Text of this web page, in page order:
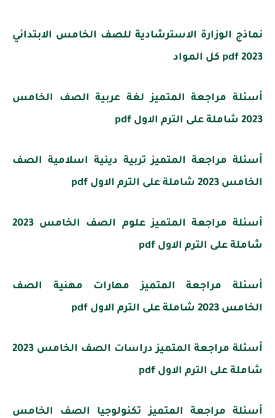
نماذج الوزارة الاسترشادية للصف الخامس الابتدائي
2023 pdf كل المواد
أسئلة مراجعة المتميز لغة عربية الصف الخامس
2023 شاملة على الترم الاول pdf
أسئلة مراجعة المتميز تربية دينية اسلامية الصف
الخامس 2023 شاملة على الترم الاول pdf
أسئلة مراجعة المتميز علوم الصف الخامس 2023
شاملة على الترم الاول pdf
أسئلة مراجعة المتميز مهارات مهنية الصف
الخامس 2023 شاملة على الترم الاول pdf
أسئلة مراجعة المتميز دراسات الصف الخامس 2023
شاملة على الترم الاول pdf
أسئلة مراجعة المتميز تكنولوجيا الصف الخامس